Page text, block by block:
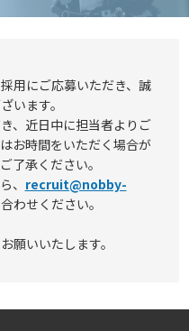
用にご応募いただき、誠
います。
、近日中に担当者よりご
お時間をいただく場合が
了承ください。
、 recruit@nobby-
わせください。
願いいたします。